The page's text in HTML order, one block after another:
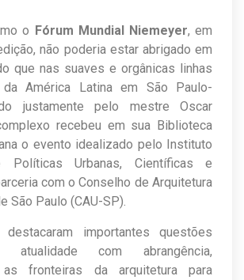
o Fórum Mundial Niemeyer, em
não poderia estar abrigado em
que nas suaves e orgânicas linhas
América Latina em São Paulo-
justamente pelo mestre Oscar
recebeu em sua Biblioteca
o evento idealizado pelo Instituto
Políticas Urbanas, Científicas e
com o Conselho de Arquitetura
São Paulo (CAU-SP).
importantes questões
atualidade com abrangência,
as fronteiras da arquitetura para